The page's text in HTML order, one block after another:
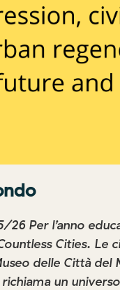
26 Per l’anno
Cities. Le
delle Città
un